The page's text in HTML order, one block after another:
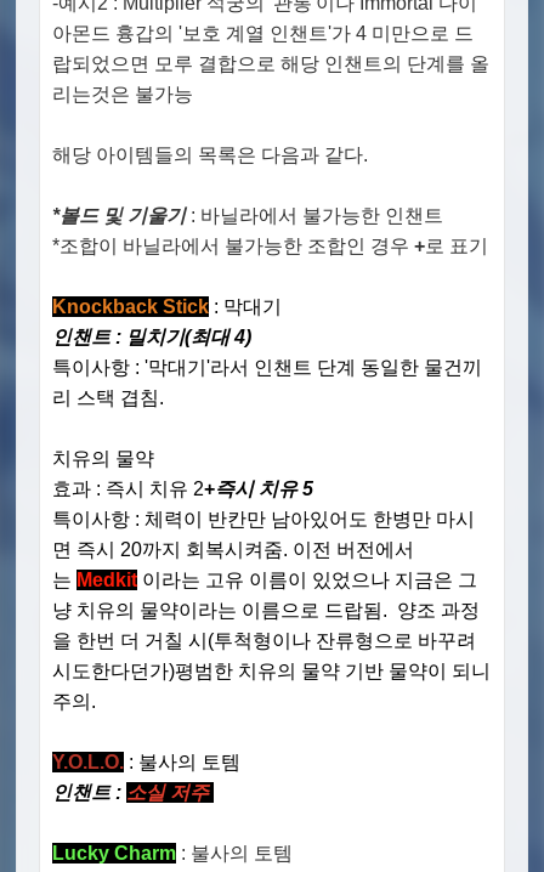
아몬드 흉갑의 '보호 계열 인챈트'가 4 미만으로 드
랍되었으면 모루 결합으로 해당 인챈트의 단계를 올
리는것은 불가능
해당 아이템들의 목록은 다음과 같다.
*볼드 및 기울기: 바닐라에서 불가능한 인챈트
*조합이 바닐라에서 불가능한 조합인 경우+로 표기
Knockback Stick : 막대기
인챈트 : 밀치기(최대 4)
특이사항 : '막대기'라서 인챈트 단계 동일한 물건끼
리 스택 겹침.
치유의 물약
효과 : 즉시 치유 2+즉시 치유 5
특이사항 : 체력이 반칸만 남아있어도 한병만 마시
면 즉시 20까지 회복시켜줌. 이전 버전에서
는 Medkit 이라는 고유 이름이 있었으나 지금은 그
냥 치유의 물약이라는 이름으로 드랍됨. 양조 과정
을 한번 더 거칠 시(투척형이나 잔류형으로 바꾸려
시도한다던가)평범한 치유의 물약 기반 물약이 되니
주의.
Y.O.L.O. : 불사의 토템
인챈트 : 소실 저주
Lucky Charm : 불사의 토템